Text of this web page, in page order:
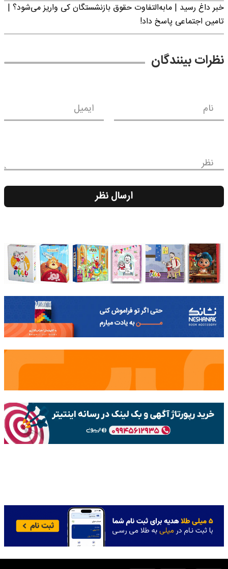
خبر داغ رسید | مابه‌التفاوت حقوق بازنشستگان کی واریز می‌شود؟ |
تامین اجتماعی پاسخ داد!
نظرات بینندگان
نام ایمیل
نظر
ارسال نظر